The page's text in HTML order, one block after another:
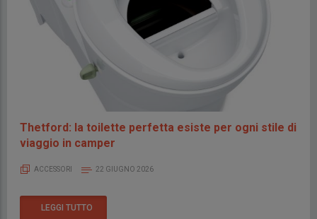
Thetford: la toilette perfetta esiste per ogni stile di
viaggio in camper
ACCESSORI 22 GIUGNO 2026
LEGGI TUTTO